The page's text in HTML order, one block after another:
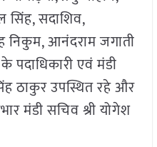
सिंह, सदाशिव,
निकुम, आनंदराम जगाती
एवं मंडी
ठाकुर उपस्थित रहे और
मंडी सचिव श्री योगेश